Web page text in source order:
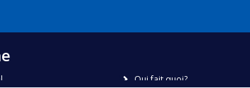
Qui fait quoi?